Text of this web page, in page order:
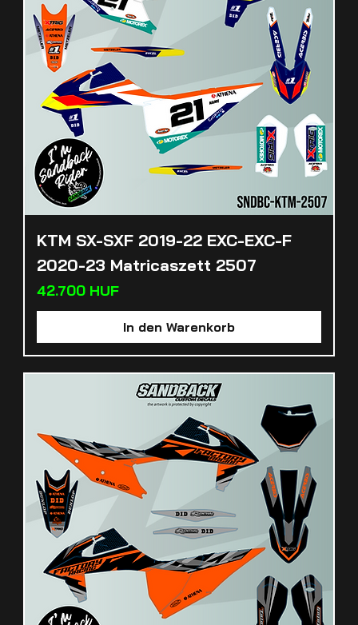
KTM SX-SXF 2019-22 EXC-EXC-F
2020-23 Matricaszett 2507
Preis
42.700 HUF
In den Warenkorb